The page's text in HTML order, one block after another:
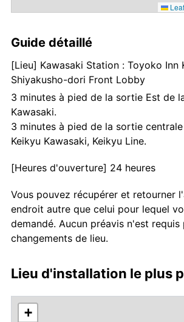
Guide détaillé
[Lieu] Kawasaki Station : Toyoko Inn
Shiyakusho-dori Front Lobby
3 minutes à pied de la sortie Est de
Kawasaki.
3 minutes à pied de la sortie
Keikyu Kawasaki, Keikyu Line.
[Heures d'ouverture] 24 heures
Vous pouvez récupérer et retourner
endroit autre que celui pour lequel
demandé. Aucun préavis n'est requis
changements de lieu.
Lieu d'installation le plus
+